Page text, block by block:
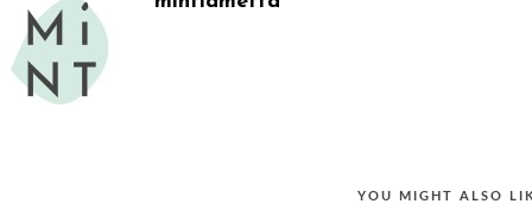
YOU MIGHT ALSO